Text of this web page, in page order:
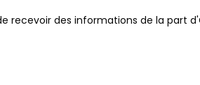
recevoir des informations de la part